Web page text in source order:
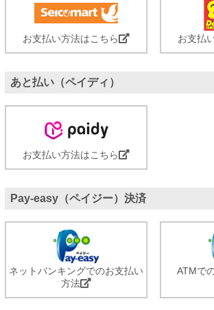
お支払い方法はこちら お支払
あと払い（ペイディ）
お支払い方法はこちら
Pay-easy（ペイジー）決済
ネットバンキングでのお支払い
方法
ATMで